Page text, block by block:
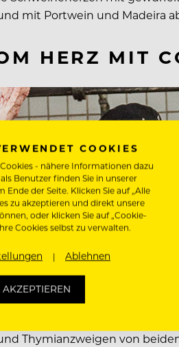
mit Portwein und Madeira
HERZ MIT
der Nose-to-tail-Experte Lucki
Thymianzweigen von
COOKIES
- nähere Informationen dazu
Benutzer finden Sie in unserer
der Seite. Klicken Sie auf „Alle
zu akzeptieren und direkt unsere
oder klicken Sie auf „Cookie-
Cookies selbst zu verwalten.
Ablehnen
AKZEPTIEREN